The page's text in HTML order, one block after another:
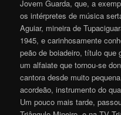
Jovem Guarda, que, a
os intérpretes de música
Aguiar, mineira de
1945, e carinhosamente
peão de boiadeiro, título que
um alfaiate que tornou-se
cantora desde muito
acordeão, instrumento do
Um pouco mais tarde,